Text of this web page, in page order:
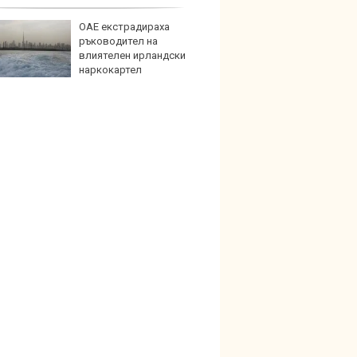
ОАЕ екстрадираха
ръководител на
влиятелен ирландски
наркокартел